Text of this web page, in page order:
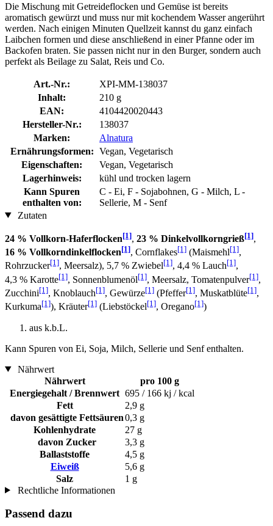
Die Mischung mit Getreideflocken und Gemüse ist bereits
aromatisch gewürzt und muss nur mit kochendem Wasser angerührt
werden. Nach einigen Minuten Quellzeit kannst du ganz einfach
Laibchen formen und diese anschließend in einer Pfanne oder im
Backofen braten. Sie passen nicht nur in den Burger, sondern auch
perfekt als Beilage zu Salat, Reis und Co.
Art.-Nr.:
XPI-MM-138037
Inhalt:
210 g
EAN:
4104420020443
Hersteller-Nr.:
138037
Marken:
Alnatura
Ernährungsformen: Vegan, Vegetarisch
Eigenschaften:
Vegan, Vegetarisch
Lagerhinweis:
kühl und trocken lagern
Kann Spuren
enthalten von:
C - Ei, F - Sojabohnen, G - Milch, L -
Sellerie, M - Senf
Zutaten
24 % Vollkorn-Haferflocken[1], 23 % Dinkelvollkorngrieß[1],
16 % Vollkorndinkelflocken[1], Cornflakes[1] (Maismehl[1],
Rohrzucker[1], Meersalz), 5,7 % Zwiebel[1], 4,4 % Lauch[1],
4,3 % Karotte[1], Sonnenblumenöl[1], Meersalz, Tomatenpulver[1],
Zucchini[1], Knoblauch[1], Gewürze[1] (Pfeffer[1], Muskatblüte[1],
Kurkuma[1]), Kräuter[1] (Liebstöckel[1], Oregano[1])
aus k.b.L.
Kann Spuren von Ei, Soja, Milch, Sellerie und Senf enthalten.
Nährwert
Nährwert
pro 100 g
Energiegehalt / Brennwert 695 / 166 kj / kcal
Fett
2,9 g
davon gesättigte Fettsäuren0,3 g
Kohlenhydrate
27 g
davon Zucker
3,3 g
Ballaststoffe
4,5 g
Eiweiß
5,6 g
Salz
1 g
Rechtliche Informationen
Passend dazu